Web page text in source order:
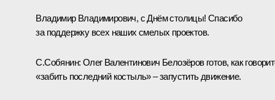
Владимир Владимирович, с Днём столицы! Спасибо
за поддержку всех наших смелых проектов.
С.Собянин: Олег Валентинович Белозёров готов, как
«забить последний костыль» – запустить движение.